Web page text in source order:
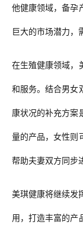
他健康领域，备孕
巨大的市场潜力，
在生殖健康领域，
和服务。结合男女
康状况的补充方案
量的产品，女性则
帮助夫妻双方同步
美琪健康将继续发
用，打造丰富的产